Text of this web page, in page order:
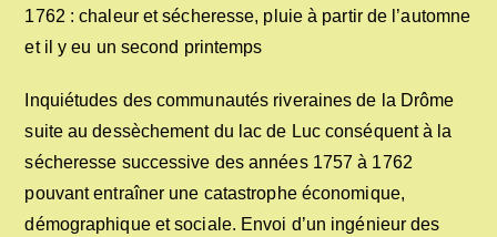
1762 : chaleur et sécheresse, pluie à partir de l’automne
et il y eu un second printemps
Inquiétudes des communautés riveraines de la Drôme
suite au dessèchement du lac de Luc conséquent à la
sécheresse successive des années 1757 à 1762
pouvant entraîner une catastrophe économique,
démographique et sociale. Envoi d’un ingénieur des